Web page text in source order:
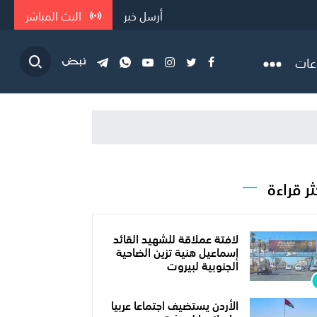
أرسل خبر البث المباشر
قراءة
لافتة عملاقة للشهيد القائد
إسماعيل هنية تزين الضاحية
الجنوبية لبيروت
الأردن يستضيف اجتماعا عربيا